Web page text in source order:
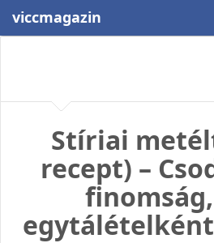
viccmagazin
Stíriai
recept) –